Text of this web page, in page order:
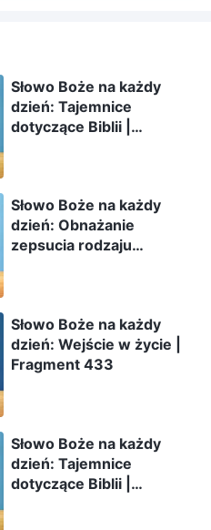
Słowo Boże na każdy
dzień: Tajemnice
dotyczące Biblii |
Słowo Boże na każdy
dzień: Obnażanie
zepsucia rodzaju
Słowo Boże na każdy
dzień: Wejście w życie |
Fragment 433
Słowo Boże na każdy
dzień: Tajemnice
dotyczące Biblii |